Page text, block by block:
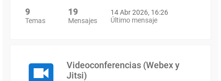
9
Temas
19
Mensajes
14 Abr 2026, 16:26
Último mensaje
Videoconferencias (Webex y
Jitsi)